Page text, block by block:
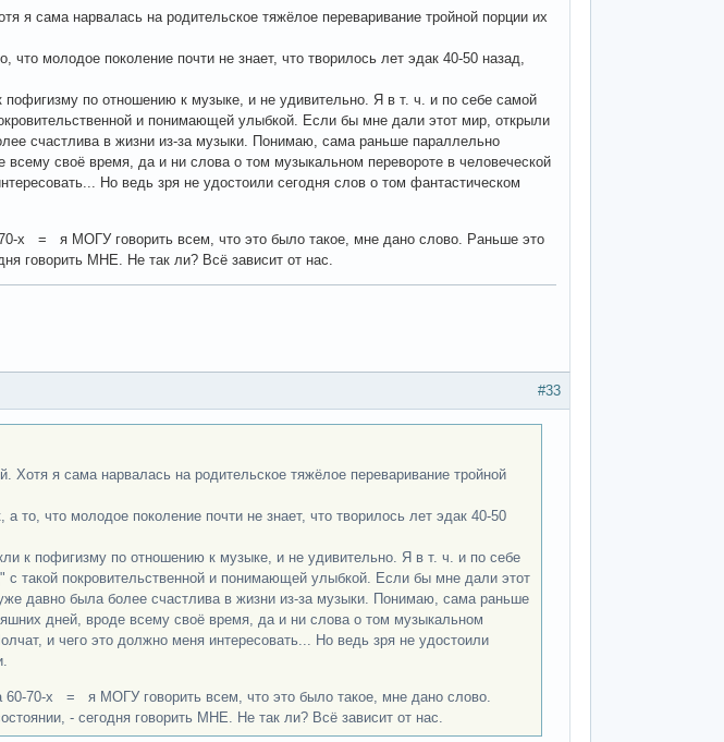
я сама нарвалась на родительское тяжёлое переваривание тройной порции их
молодое поколение почти не знает, что творилось лет эдак 40-50 назад,
по отношению к музыке, и не удивительно. Я в т. ч. и по себе самой
и понимающей улыбкой. Если бы мне дали этот мир, открыли
счастлива в жизни из-за музыки. Понимаю, сама раньше параллельно
всему своё время, да и ни слова о том музыкальном перевороте в человеческой
Но ведь зря не удостоили сегодня слов о том фантастическом
х = я МОГУ говорить всем, что это было такое, мне дано слово. Раньше это
говорить МНЕ. Не так ли? Всё зависит от нас.
#33
Хотя я сама нарвалась на родительское тяжёлое переваривание тройной
то, что молодое поколение почти не знает, что творилось лет эдак 40-50
пофигизму по отношению к музыке, и не удивительно. Я в т. ч. и по себе
такой покровительственной и понимающей улыбкой. Если бы мне дали этот
давно была более счастлива в жизни из-за музыки. Понимаю, сама раньше
дней, вроде всему своё время, да и ни слова о том музыкальном
и чего это должно меня интересовать... Но ведь зря не удостоили
60-70-х = я МОГУ говорить всем, что это было такое, мне дано слово.
- сегодня говорить МНЕ. Не так ли? Всё зависит от нас.